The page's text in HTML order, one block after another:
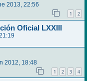
2013, 22:56
1 2
Oficial LXXIII
2012, 18:48
1 2 3 4